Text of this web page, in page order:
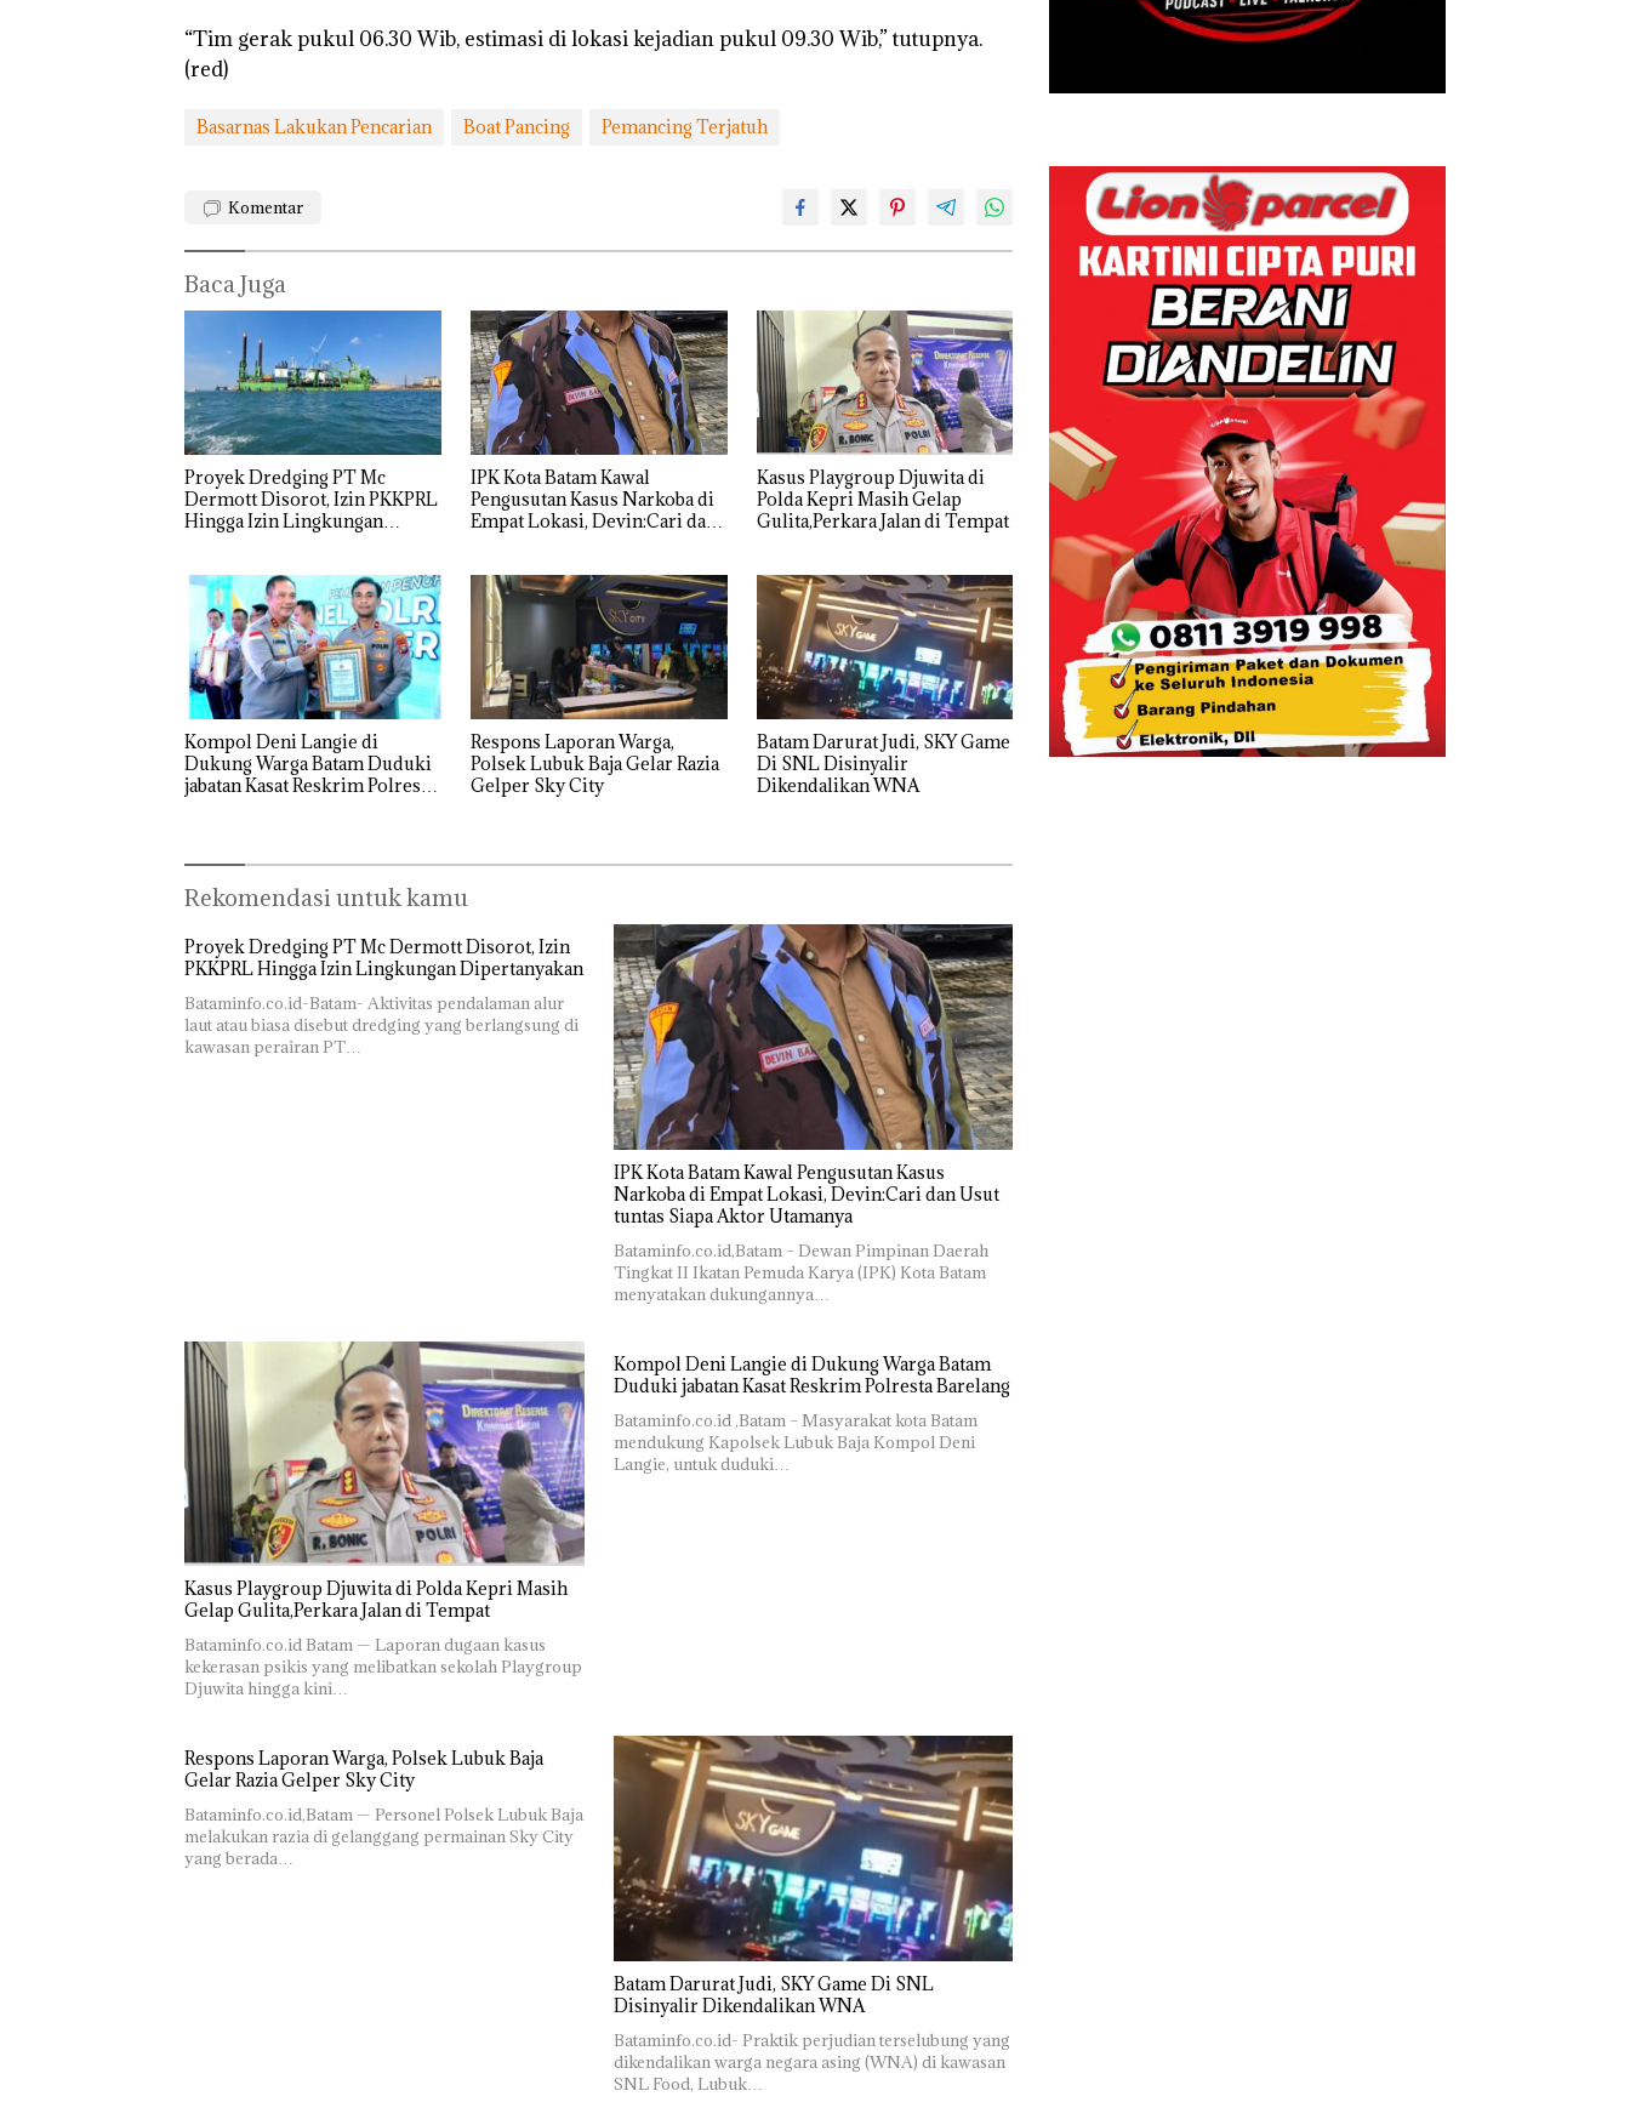
“Tim gerak pukul 06.30 Wib, estimasi di lokasi kejadian pukul 09.30 Wib,” tutupnya.
(red)
Basarnas Lakukan Pencarian Boat Pancing Pemancing Terjatuh
Komentar
Baca Juga
Proyek Dredging PT Mc
Dermott Disorot, Izin PKKPRL
Hingga Izin Lingkungan
IPK Kota Batam Kawal
Pengusutan Kasus Narkoba di
Empat Lokasi, Devin:Cari dan
Kasus Playgroup Djuwita di
Polda Kepri Masih Gelap
Gulita,Perkara Jalan di Tempat
Kompol Deni Langie di
Dukung Warga Batam Duduki
jabatan Kasat Reskrim Polresta
Respons Laporan Warga,
Polsek Lubuk Baja Gelar Razia
Gelper Sky City
Batam Darurat Judi, SKY Game
Di SNL Disinyalir
Dikendalikan WNA
Rekomendasi untuk kamu
Proyek Dredging PT Mc Dermott Disorot, Izin
PKKPRL Hingga Izin Lingkungan Dipertanyakan
Bataminfo.co.id-Batam- Aktivitas pendalaman alur
laut atau biasa disebut dredging yang berlangsung di
kawasan perairan PT…
IPK Kota Batam Kawal Pengusutan Kasus
Narkoba di Empat Lokasi, Devin:Cari dan Usut
tuntas Siapa Aktor Utamanya
Bataminfo.co.id,Batam – Dewan Pimpinan Daerah
Tingkat II Ikatan Pemuda Karya (IPK) Kota Batam
menyatakan dukungannya…
Kasus Playgroup Djuwita di Polda Kepri Masih
Gelap Gulita,Perkara Jalan di Tempat
Bataminfo.co.id Batam — Laporan dugaan kasus
kekerasan psikis yang melibatkan sekolah Playgroup
Djuwita hingga kini…
Kompol Deni Langie di Dukung Warga Batam
Duduki jabatan Kasat Reskrim Polresta Barelang
Bataminfo.co.id ,Batam – Masyarakat kota Batam
mendukung Kapolsek Lubuk Baja Kompol Deni
Langie, untuk duduki…
Respons Laporan Warga, Polsek Lubuk Baja
Gelar Razia Gelper Sky City
Bataminfo.co.id,Batam — Personel Polsek Lubuk Baja
melakukan razia di gelanggang permainan Sky City
yang berada…
Batam Darurat Judi, SKY Game Di SNL
Disinyalir Dikendalikan WNA
Bataminfo.co.id- Praktik perjudian terselubung yang
dikendalikan warga negara asing (WNA) di kawasan
SNL Food, Lubuk…